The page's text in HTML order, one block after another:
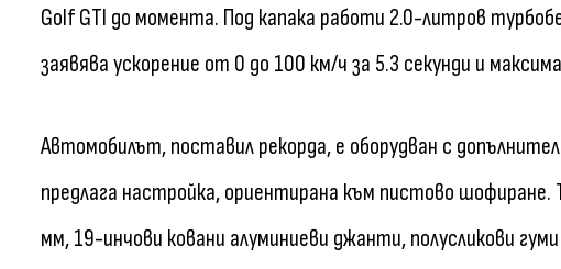
Golf GTI до момента. Под капака работи 2.0-литров
заявява ускорение от 0 до 100 км/ч за 5.3 секунди и
Автомобилът, поставил рекорда, е оборудван с
предлага настройка, ориентирана към пистово
мм, 19-инчови ковани алуминиеви джанти, полусликови